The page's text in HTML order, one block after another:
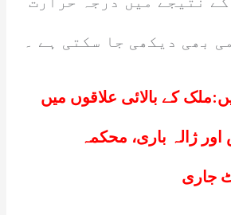
بھی دیکھی جا سکتی ہے ۔
ملک کے بالائی علاقوں میں
ژالہ باری، محکمہ
جاری